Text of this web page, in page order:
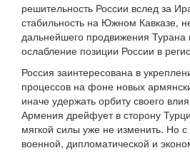
решительность России вслед за
стабильность на Южном Кавказе,
дальнейшего продвижения Турана
ослабление позиции России в
Россия заинтересована в
процессов на фоне новых
иначе удержать орбиту своего
Армения дрейфует в сторону
мягкой силы уже не изменить. Но
военной, дипломатической и